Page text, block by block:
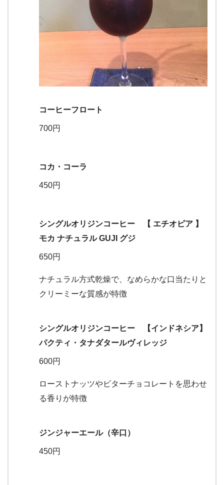
コーヒーフロート
700円
コカ・コーラ
450円
シングルオリジンコーヒー 【 エチオピア 】
モカ ナチュラル GUJI グジ
650円
ナチュラル方式乾燥で、なめらかな口当たりと
クリーミーな質感が特徴
シングルオリジンコーヒー 【インドネシア】
パクティ・タナダタールヴィレッジ
600円
ローストナッツやビターチョコレートを思わせ
る香りが特徴
ジンジャーエール（辛口）
450円